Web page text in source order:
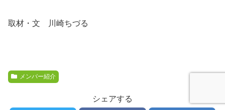
取材・文 川崎ちづる
メンバー紹介
シェアする